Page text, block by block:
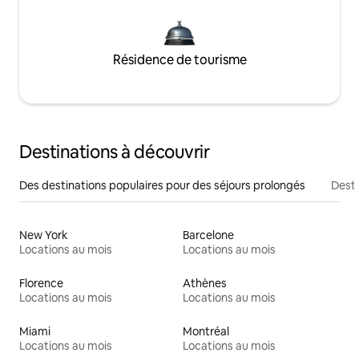
Résidence de tourisme
Destinations à découvrir
Des destinations populaires pour des séjours prolongés
New York
Locations au mois
Barcelone
Locations au mois
Florence
Locations au mois
Athènes
Locations au mois
Miami
Locations au mois
Montréal
Locations au mois